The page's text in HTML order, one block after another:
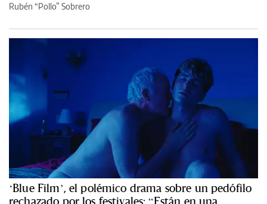
Rubén “Pollo” Sobrero
‘Blue Film’, el polémico drama sobre un pedófilo
rechazado por los festivales: “Están en una